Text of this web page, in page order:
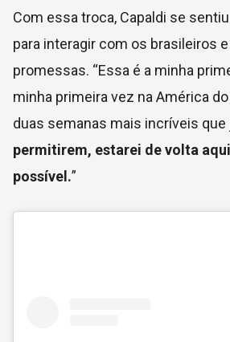
Com essa troca, Capaldi se
para interagir com os brasileiros
promessas. “Essa é a minha
minha primeira vez na América
duas semanas mais incríveis que
permitirem, estarei de volta
possível.”